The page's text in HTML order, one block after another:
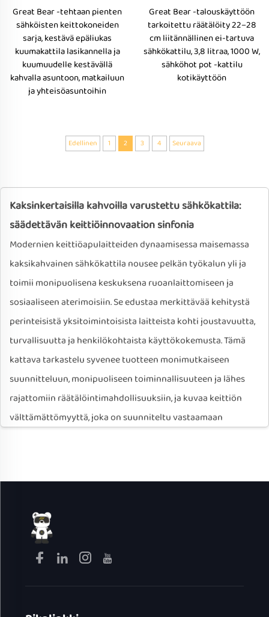
Great Bear -tehtaan pienten
sähköisten keittokoneiden
sarja, kestävä epäliukas
kuumakattila lasikannella ja
kuumuudelle kestävällä
kahvalla asuntoon, matkailuun
ja yhteisöasuntoihin
Great Bear -talouskäyttöön
tarkoitettu räätälöity 22–28
cm liitännällinen ei-tartuva
sähkökattilu, 3,8 litraa, 1000 W,
sähköhot pot -kattilu
kotikäyttöön
Edellinen 1 2 3 4 Seuraava
Kaksinkertaisilla kahvoilla varustettu sähkökattila:
säädettävän keittiöinnovaation sinfonia
Modernien keittiöapulaitteiden dynaamisessa maisemassa
kaksikahvainen sähkökattila nousee pelkän työkalun yli ja
toimii monipuolisena keskuksena ruoanlaittomiseen ja
sosiaaliseen aterimoisiin. Se edustaa merkittävää kehitystä
perinteisistä yksitoimintoisista laitteista kohti joustavuutta,
turvallisuutta ja henkilökohtaista käyttökokemusta. Tämä
kattava tarkastelu syvenee tuotteen monimutkaiseen
suunnitteluun, monipuoliseen toiminnallisuuteen ja lähes
rajattomiin räätälöintimahdollisuuksiin, ja kuvaa keittiön
välttämättömyyttä, joka on suunniteltu vastaamaan
ergonomista innovaatiota. Toisin kuin perinteiset yhden
kahvan kattilat, jotka voivat johtaa epätasapainoiseen
nostamiseen ja mahdollisiin vuodatuksiin – erityisesti kun
runsasta, lämmöneristettyä kahvaa, jotka on sijoitettu